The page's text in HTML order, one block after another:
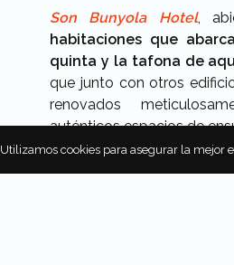
Son Bunyola Hotel,
habitaciones que
quinta y la tafona de
que junto con otros
renovados
auténticos espacios de
el presente.
Si bien todas sus
Utilizamos cookies para asegurar la mejor